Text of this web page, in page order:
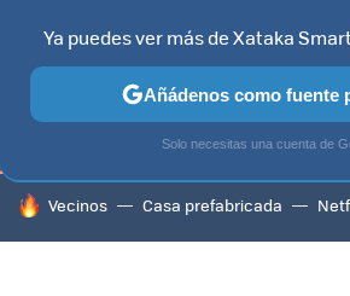
TELEVISORES CONTENIDOS SMART TV
HOY SE HABLA DE
Vecinos Casa prefabricada
Ya puedes ver más de Xataka
Añádenos como fuente
Solo necesitas una cuenta de